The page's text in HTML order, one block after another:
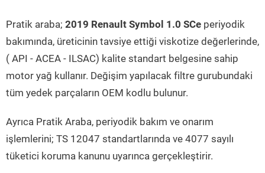
Pratik araba; 2019 Renault Symbol 1.0 SCe periyodik
bakımında, üreticinin tavsiye ettiği viskotize değerlerinde,
( API - ACEA - ILSAC) kalite standart belgesine sahip
motor yağ kullanır. Değişim yapılacak filtre gurubundaki
tüm yedek parçaların OEM kodlu bulunur.
Ayrıca Pratik Araba, periyodik bakım ve onarım
işlemlerini; TS 12047 standartlarında ve 4077 sayılı
tüketici koruma kanunu uyarınca gerçekleştirir.